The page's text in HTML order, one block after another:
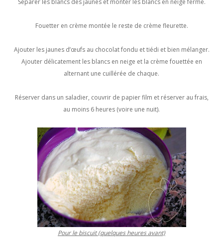
Séparer les blancs des jaunes et monter les blancs en neige ferme.
Fouetter en crème montée le reste de crème fleurette.
Ajouter les jaunes d’œufs au chocolat fondu et tiédi et bien mélanger.
Ajouter délicatement les blancs en neige et la crème fouettée en
alternant une cuillérée de chaque.
Réserver dans un saladier, couvrir de papier film et réserver au frais,
au moins 6 heures (voire une nuit).
Pour le biscuit (quelques heures avant)